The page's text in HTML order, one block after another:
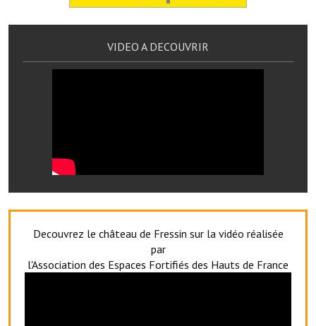
Démarches administratives
Etablissements scolaires
Equipements sportifs
VIDEO A DECOUVRIR
Decouvrez le château de Fressin sur la vidéo réalisée
par
l'Association des Espaces Fortifiés des Hauts de France